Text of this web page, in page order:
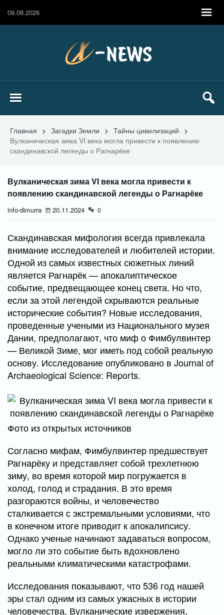
09.08.2026
Главная > Загадки Земли > Тайны цивилизаций >
Вулканическая зима VI века могла привести к появлению
скандинавской легенды о Рагнарёке
Вулканическая зима VI века могла привести к
появлению скандинавской легенды о Рагнарёке
info-dimurra 20.11.2024 0
Скандинавская мифология всегда привлекала
внимание исследователей и любителей истории.
Одной из самых известных сюжетных линий
является Рагнарёк — апокалиптическое
событие, предвещающее конец света. Но что,
если за этой легендой скрываются реальные
исторические события? Новые исследования,
проведенные учеными из Национального музея
Дании, предполагают, что миф о Фимбулвинтер
— Великой Зиме, мог иметь под собой реальную
основу. Исследование опубликовано в Journal of
Archaeological Science: Reports.
Фото из открытых источников
Согласно мифам, Фимбулвинтер предшествует
Рагнарёку и представляет собой трехлетнюю
зиму, во время которой мир погружается в
холод, голод и страдания. В это время
разгораются войны, и человечество
сталкивается с экстремальными условиями, что
в конечном итоге приводит к апокалипсису.
Однако ученые начинают задаваться вопросом,
могло ли это событие быть вдохновлено
реальными климатическими катастрофами.
Исследования показывают, что 536 год нашей
эры стал одним из самых ужасных в истории
человечества. Вулканические извержения,